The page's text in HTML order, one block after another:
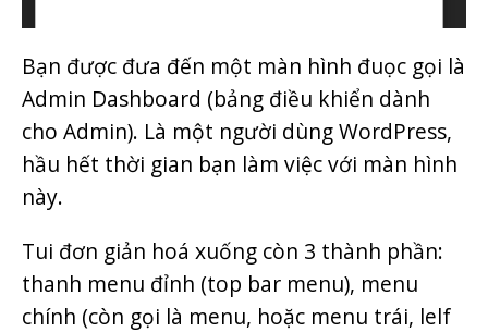
Bạn được đưa đến một màn hình đuọc gọi là
Admin Dashboard (bảng điều khiển dành
cho Admin). Là một người dùng WordPress,
hầu hết thời gian bạn làm việc với màn hình
này.
Tui đơn giản hoá xuống còn 3 thành phần:
thanh menu đỉnh (top bar menu), menu
chính (còn gọi là menu, hoặc menu trái, lelf